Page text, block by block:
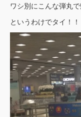
ワシ別にこんな弾丸
というわけでタイ！！